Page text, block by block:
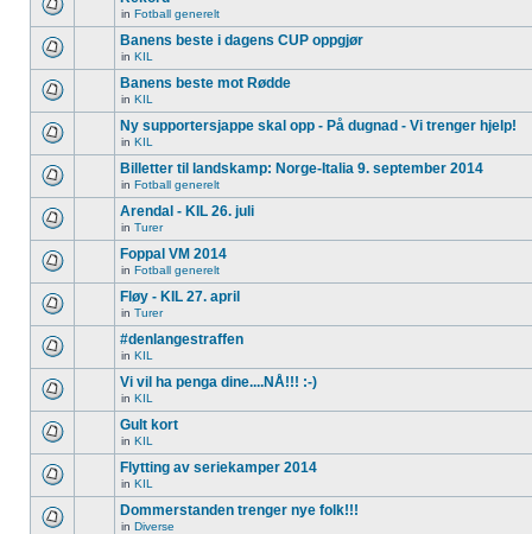
in Fotball generelt
Banens beste i dagens CUP oppgjør
in KIL
Banens beste mot Rødde
in KIL
Ny supportersjappe skal opp - På dugnad - Vi trenger hjelp!
in KIL
Billetter til landskamp: Norge-Italia 9. september 2014
in Fotball generelt
Arendal - KIL 26. juli
in Turer
Foppal VM 2014
in Fotball generelt
Fløy - KIL 27. april
in Turer
#denlangestraffen
in KIL
Vi vil ha penga dine....NÅ!!! :-)
in KIL
Gult kort
in KIL
Flytting av seriekamper 2014
in KIL
Dommerstanden trenger nye folk!!!
in Diverse